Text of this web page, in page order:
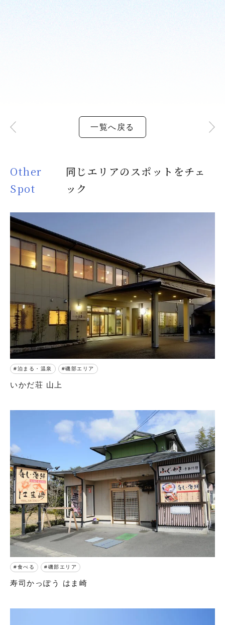
一覧へ戻る
Other
Spot
同じエリアのスポットをチェ
ック
泊まる・温泉 磯部エリア
いかだ荘 山上
食べる 磯部エリア
寿司かっぽう はま崎